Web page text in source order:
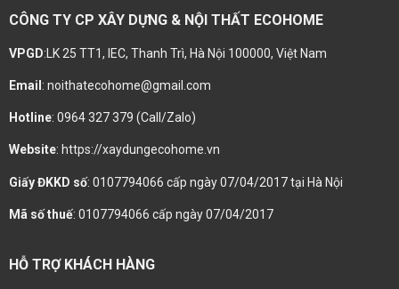
CÔNG TY CP XÂY DỰNG & NỘI THẤT ECOHOME
VPGD:LK 25 TT1, IEC, Thanh Trì, Hà Nội 100000, Việt Nam
Email : noithatecohome@gmail.com
Hotline: 0964 327 379 (Call/Zalo)
Website: https://xaydungecohome.vn
Giấy ĐKKD số: 0107794066 cấp ngày 07/04/2017 tại Hà Nội
Mã số thuế: 0107794066 cấp ngày 07/04/2017
HỖ TRỢ KHÁCH HÀNG